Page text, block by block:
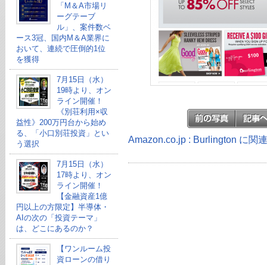
「M＆A市場リ
ーグテーブ
ル」、案件数ベ
ース3冠、国内M＆A業界に
おいて、連続で圧倒的1位
を獲得
7月15日（水）
19時より、オン
ライン開催！
《別荘利用×収
益性》200万円台から始め
る、「小口別荘投資」とい
う選択
7月15日（水）
17時より、オン
ライン開催！
【金融資産1億
円以上の方限定】半導体・
AIの次の「投資テーマ」
は、どこにあるのか？
【ワンルーム投
資ローンの借り
Amazon.co.jp : Burlington に関